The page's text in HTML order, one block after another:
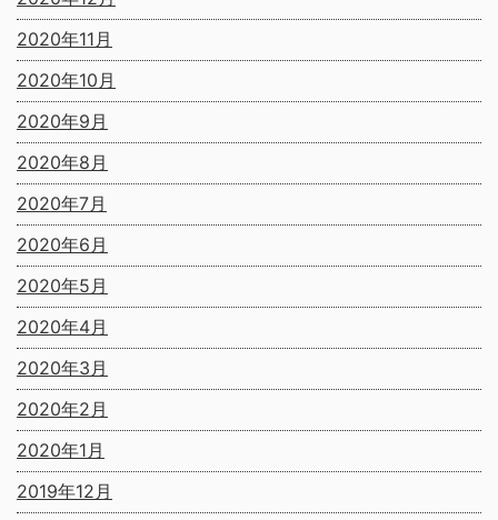
2020年11月
2020年10月
2020年9月
2020年8月
2020年7月
2020年6月
2020年5月
2020年4月
2020年3月
2020年2月
2020年1月
2019年12月